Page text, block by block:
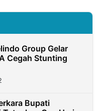
Group Gelar
Cegah Stunting
Bupati